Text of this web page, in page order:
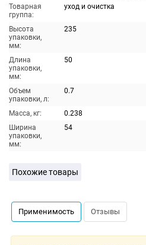
Товарная
группа:
уход и очистка
Высота
упаковки,
мм:
235
Длина
упаковки,
мм:
50
Объем
упаковки, л:
0.7
Масса, кг:
0.238
Ширина
упаковки,
мм:
54
Похожие товары
Применимость Отзывы